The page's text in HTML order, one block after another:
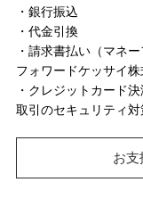
・銀行振込
・代金引換
・請求書払い（マネ
フォワードケッサイ株
・クレジットカード
取引のセキュリティ
お